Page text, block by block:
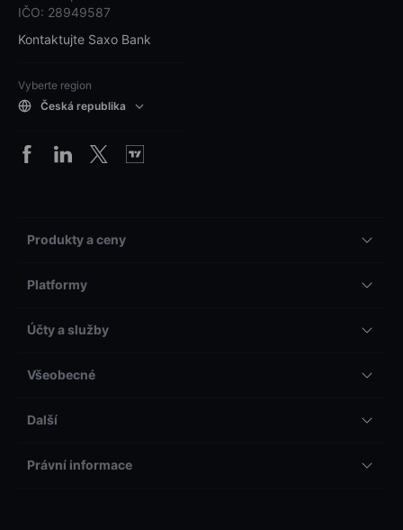
IČO: 28949587
Kontaktujte Saxo Bank
Vyberte region
Česká republika
Produkty a ceny
Platformy
Účty a služby
Všeobecné
Další
Právní informace